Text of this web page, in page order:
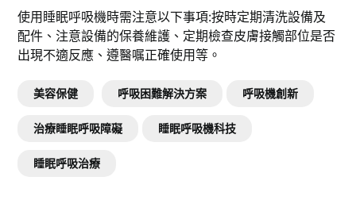
使用睡眠呼吸機時需注意以下事項:按時定期清洗設備及
配件、注意設備的保養維護、定期檢查皮膚接觸部位是否
出現不適反應、遵醫嘱正確使用等。
美容保健 呼吸困難解決方案 呼吸機創新
治療睡眠呼吸障礙 睡眠呼吸機科技
睡眠呼吸治療